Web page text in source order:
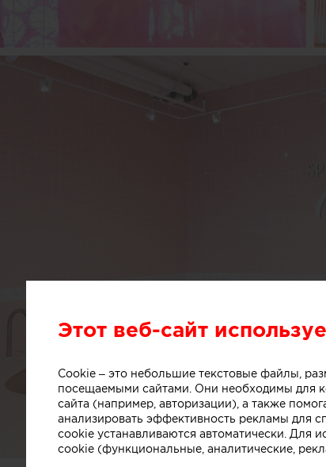
Этот веб-сайт
Cookie – это небольшие текстовые файлы,
посещаемыми сайтами. Они необходимы для
сайта (например, авторизации), а также
анализировать эффективность рекламы для
cookie устанавливаются автоматически. Для
cookie (функциональные, аналитические,